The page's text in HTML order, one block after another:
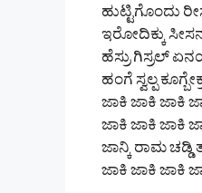
ಹುಟ್ಟಿಗೊಂದು
ಇರೋದಿಕ್ಕು
ಹೆಸ್ರು ಗಿಸ್ರಲ್
ಹಂಗೆ ಸ್ವಲ್ಪ
ಜಾಕಿ ಜಾಕಿ ಜಾಕಿ
ಜಾಕಿ ಜಾಕಿ ಜಾಕಿ
ಜಾನ್ಕಿ ರಾಮ ಚಡ್ಡಿ
ಜಾಕಿ ಜಾಕಿ ಜಾಕಿ